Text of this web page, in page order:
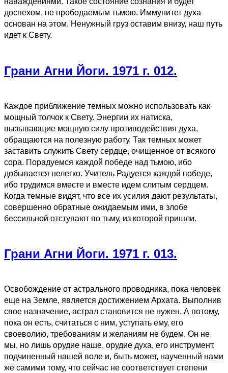
доспехом, не прободаемым тьмою. Иммунитет духа
основан на этом. Ненужный груз оставим внизу, наш путь
идет к Свету.
Грани Агни Йоги. 1971 г. 012.
Каждое приближение темных можно использовать как
мощный толчок к Свету. Энергии их натиска,
вызывающие мощную силу противодействия духа,
обращаются на полезную работу. Так темных может
заставить служить Свету сердце, очищенное от всякого
сора. Порадуемся каждой победе над тьмою, ибо
добывается нелегко. Учитель Радуется каждой победе,
ибо трудимся вместе и вместе идем слитым сердцем.
Когда темные видят, что все их усилия дают результаты,
совершенно обратные ожидаемым ими, в злобе
бессильной отступают во тьму, из которой пришли.
Грани Агни Йоги. 1971 г. 013.
Освобождение от астрального проводника, пока человек
еще на Земле, является достижением Архата. Выполнив
свое назначение, астрал становится не нужен. А потому,
пока он есть, считаться с ним, уступать ему, его
своеволию, требованиям и желаниям не будем. Он не
мы, но лишь орудие наше, орудие духа, его инструмент,
подчиненный нашей воле и, быть может, наученный нами
же самими тому, что сейчас не соответствует степени